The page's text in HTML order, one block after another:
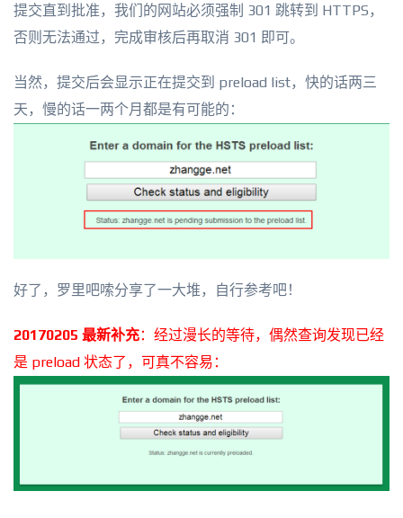
提交直到批准，我们的网站必须强制 301 跳转到 HTTPS，
否则无法通过，完成审核后再取消 301 即可。
当然，提交后会显示正在提交到 preload list，快的话两三
天，慢的话一两个月都是有可能的：
好了，罗里吧嗦分享了一大堆，自行参考吧！
20170205 最新补充：经过漫长的等待，偶然查询发现已经
是 preload 状态了，可真不容易：